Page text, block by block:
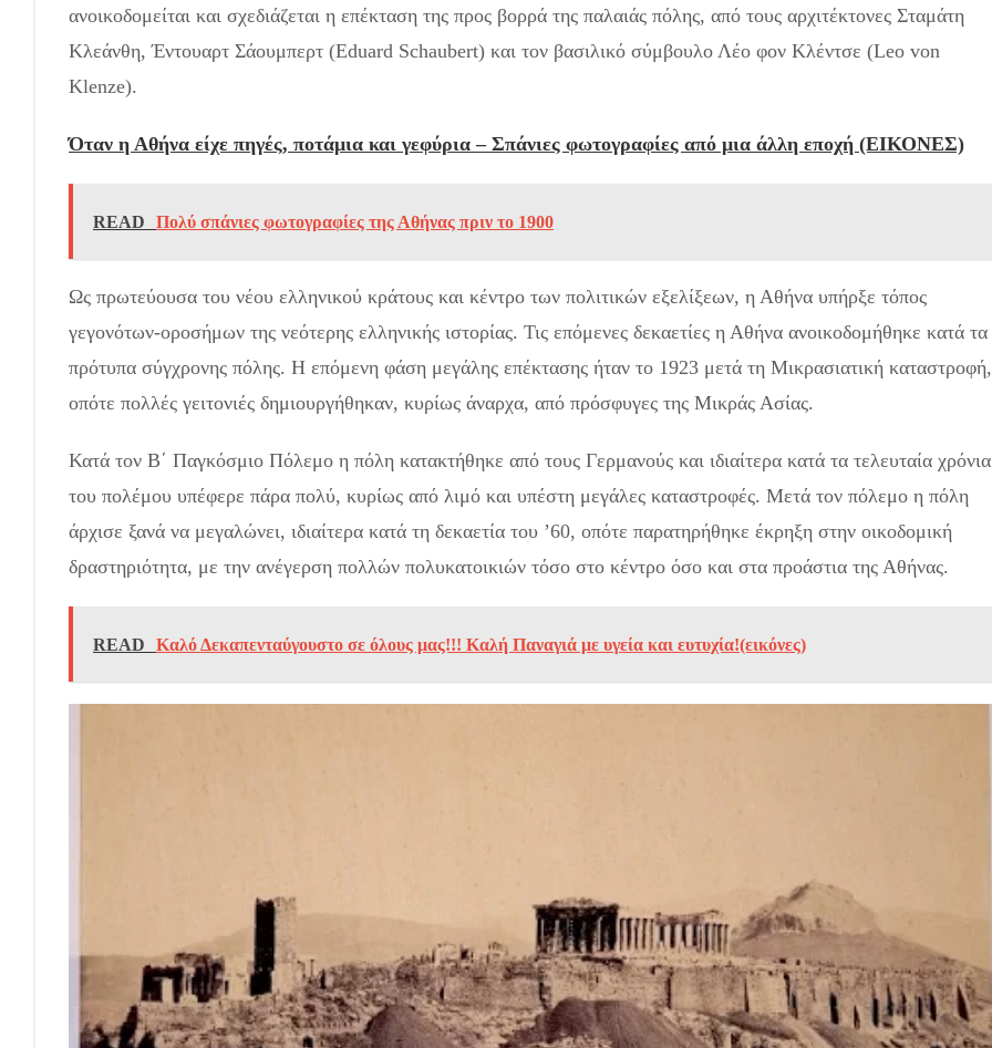
ανοικοδομείται και σχεδιάζεται η επέκταση της προς βορρά της παλαιάς πόλης, από τους αρχιτέκτονες Σταμάτη
Κλεάνθη, Έντουαρτ Σάουμπερτ (Eduard Schaubert) και τον βασιλικό σύμβουλο Λέο φον Κλέντσε (Leo von
Klenze).
Όταν η Αθήνα είχε πηγές, ποτάμια και γεφύρια – Σπάνιες φωτογραφίες από μια άλλη εποχή (ΕΙΚΟΝΕΣ)
READ Πολύ σπάνιες φωτογραφίες της Αθήνας πριν το 1900
Ως πρωτεύουσα του νέου ελληνικού κράτους και κέντρο των πολιτικών εξελίξεων, η Αθήνα υπήρξε τόπος
γεγονότων-οροσήμων της νεότερης ελληνικής ιστορίας. Τις επόμενες δεκαετίες η Αθήνα ανοικοδομήθηκε κατά τα
πρότυπα σύγχρονης πόλης. Η επόμενη φάση μεγάλης επέκτασης ήταν το 1923 μετά τη Μικρασιατική καταστροφή,
οπότε πολλές γειτονιές δημιουργήθηκαν, κυρίως άναρχα, από πρόσφυγες της Μικράς Ασίας.
Κατά τον Β΄ Παγκόσμιο Πόλεμο η πόλη κατακτήθηκε από τους Γερμανούς και ιδιαίτερα κατά τα τελευταία χρόνια
του πολέμου υπέφερε πάρα πολύ, κυρίως από λιμό και υπέστη μεγάλες καταστροφές. Μετά τον πόλεμο η πόλη
άρχισε ξανά να μεγαλώνει, ιδιαίτερα κατά τη δεκαετία του ’60, οπότε παρατηρήθηκε έκρηξη στην οικοδομική
δραστηριότητα, με την ανέγερση πολλών πολυκατοικιών τόσο στο κέντρο όσο και στα προάστια της Αθήνας.
READ Καλό Δεκαπενταύγουστο σε όλους μας!!! Kαλή Παναγιά με υγεία και ευτυχία!(εικόνες)